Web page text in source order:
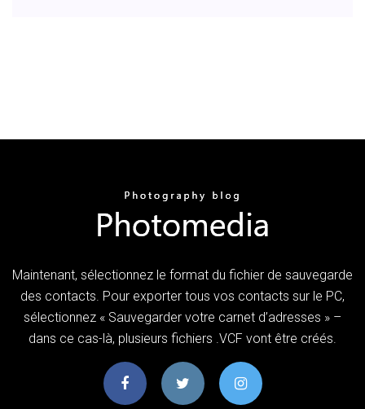
Maintenant, sélectionnez le format du fichier de sauvegarde
des contacts. Pour exporter tous vos contacts sur le PC,
sélectionnez « Sauvegarder votre carnet d’adresses » –
dans ce cas-là, plusieurs fichiers .VCF vont être créés.